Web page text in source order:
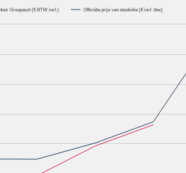
Groupasol (€ BTW incl.) Officiële prijs van stookolie (€ incl. btw)